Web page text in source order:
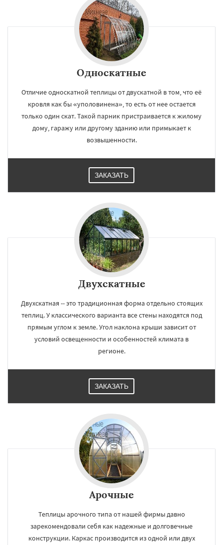
Односкатные
Отличие односкатной теплицы от двускатной в том, что её
кровля как бы «уполовинена», то есть от нее остается
только один скат. Такой парник пристраивается к жилому
дому, гаражу или другому зданию или примыкает к
возвышенности.
ЗАКАЗАТЬ
Двухскатные
Двухскатная -- это традиционная форма отдельно стоящих
теплиц. У классического варианта все стены находятся под
прямым углом к земле. Угол наклона крыши зависит от
условий освещенности и особенностей климата в
регионе.
ЗАКАЗАТЬ
Арочные
Теплицы арочного типа от нашей фирмы давно
зарекомендовали себя как надежные и долговечные
конструкции. Каркас производится из одной или двух